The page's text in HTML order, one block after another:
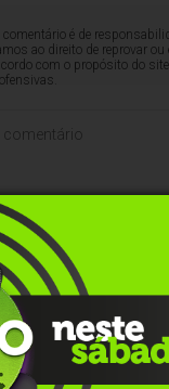
é de
ao direito de reprovar
com o propósito do